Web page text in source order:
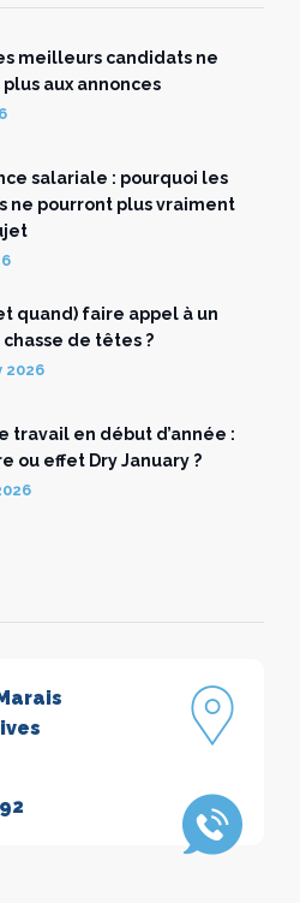
meilleurs candidats ne
aux annonces
salariale : pourquoi les
ne pourront plus vraiment
quand) faire appel à un
de têtes ?
2026
travail en début d’année :
ou effet Dry January ?